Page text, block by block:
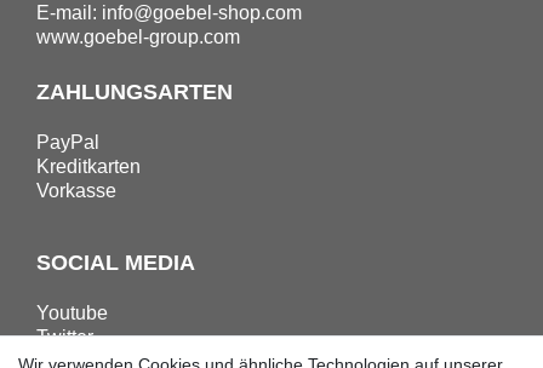
E-mail: info@goebel-shop.com
www.goebel-group.com
ZAHLUNGSARTEN
PayPal
Kreditkarten
Vorkasse
SOCIAL MEDIA
Youtube
Twitter
Linkedin